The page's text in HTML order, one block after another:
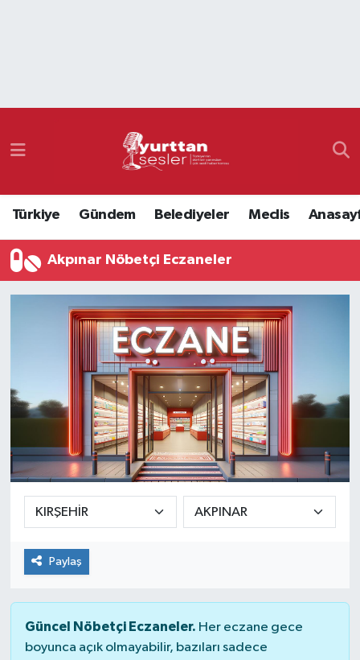
Türkiye Gündem Belediyeler Meclis
Akpınar Nöbetçi Eczaneler
Paylaş
Güncel Nöbetçi Eczaneler. Her eczane gece
boyunca açık olmayabilir, bazıları sadece
Namaz Vakitleri
Süper Lig Puan Durumu ve Fikstür
Tüm Manşetler
Son Dakika Haberleri
Haber Arşivi